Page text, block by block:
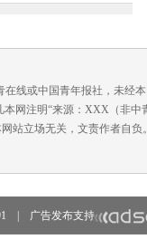
线或中国青年报社，未经
网注明“来源：XXX（非
站立场无关，文责作者自
广告发布支持